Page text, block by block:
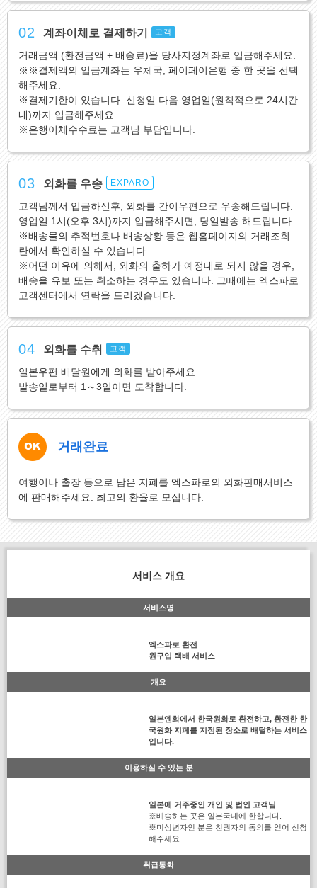
02 계좌이체로 결제하기 고객
거래금액 (환전금액 + 배송료)을 당사지정계좌로 입금해주세요.
※※결제액의 입금계좌는 우체국, 페이페이은행 중 한 곳을 선택
해주세요.
※결제기한이 있습니다. 신청일 다음 영업일(원칙적으로 24시간
내)까지 입금해주세요.
※은행이체수수료는 고객님 부담입니다.
03 외화를 우송 EXPARO
고객님께서 입금하신후, 외화를 간이우편으로 우송해드립니다.
영업일 1시(오후 3시)까지 입금해주시면, 당일발송 해드립니다.
※배송물의 추적번호나 배송상황 등은 웹홈페이지의 거래조회
란에서 확인하실 수 있습니다.
※어떤 이유에 의해서, 외화의 출하가 예정대로 되지 않을 경우,
배송을 유보 또는 취소하는 경우도 있습니다. 그때에는 엑스파로
고객센터에서 연락을 드리겠습니다.
04 외화를 수취 고객
일본우편 배달원에게 외화를 받아주세요.
발송일로부터 1～3일이면 도착합니다.
거래완료
여행이나 출장 등으로 남은 지폐를 엑스파로의 외화판매서비스
에 판매해주세요. 최고의 환율로 모십니다.
서비스 개요
서비스명
엑스파로 환전
원구입 택배 서비스
개요
일본엔화에서 한국원화로 환전하고, 환전한 한
국원화 지페를 지정된 장소로 배달하는 서비스
입니다.
이용하실 수 있는 분
일본에 거주중인 개인 및 법인 고객님
※배송하는 곳은 일본국내에 한합니다.
※미성년자인 분은 친권자의 동의를 얻어 신청
해주세요.
취급통화